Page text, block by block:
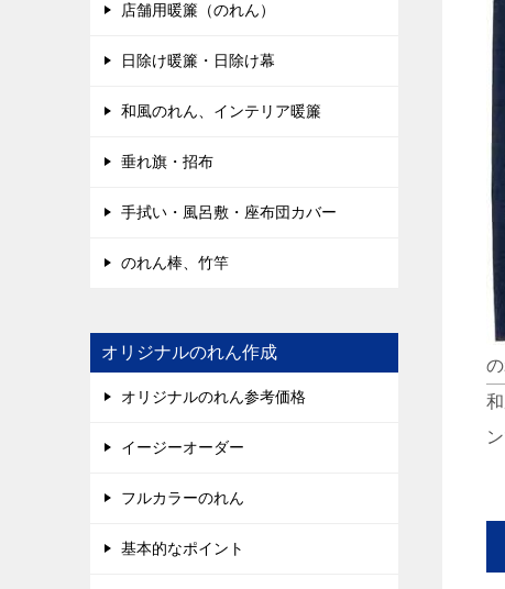
店舗用暖簾（のれん）
日除け暖簾・日除け幕
和風のれん、インテリア暖簾
垂れ旗・招布
手拭い・風呂敷・座布団カバー
のれん棒、竹竿
オリジナルのれん作成
オリジナルのれん参考価格
イージーオーダー
フルカラーのれん
基本的なポイント